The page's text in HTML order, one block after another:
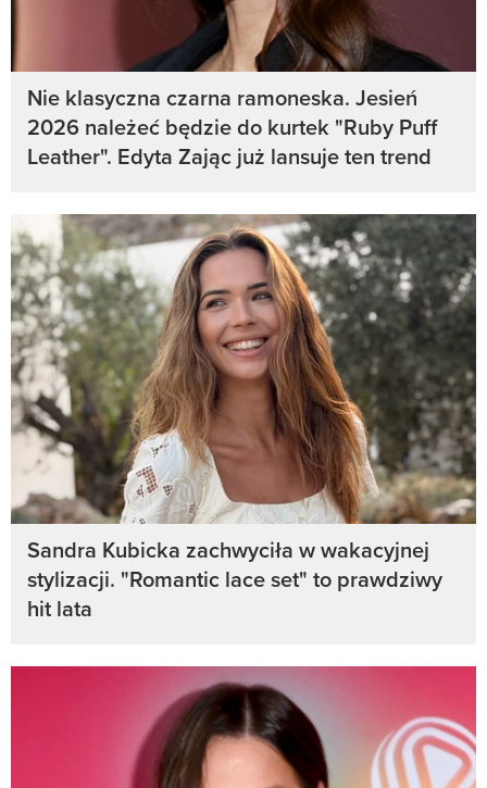
Nie klasyczna czarna ramoneska. Jesień
2026 należeć będzie do kurtek "Ruby Puff
Leather". Edyta Zając już lansuje ten trend
Sandra Kubicka zachwyciła w wakacyjnej
stylizacji. "Romantic lace set" to prawdziwy
hit lata